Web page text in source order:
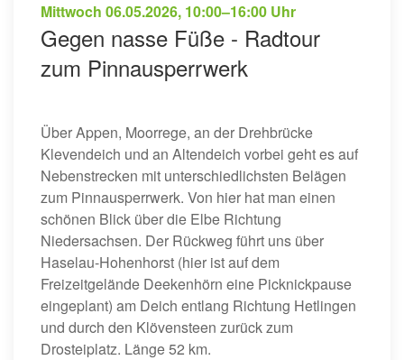
Mittwoch 06.05.2026, 10:00–16:00 Uhr
Gegen nasse Füße - Radtour
zum Pinnausperrwerk
Über Appen, Moorrege, an der Drehbrücke
Klevendeich und an Altendeich vorbei geht es auf
Nebenstrecken mit unterschiedlichsten Belägen
zum Pinnausperrwerk. Von hier hat man einen
schönen Blick über die Elbe Richtung
Niedersachsen. Der Rückweg führt uns über
Haselau-Hohenhorst (hier ist auf dem
Freizeitgelände Deekenhörn eine Picknickpause
eingeplant) am Deich entlang Richtung Hetlingen
und durch den Klövensteen zurück zum
Drosteiplatz. Länge 52 km.